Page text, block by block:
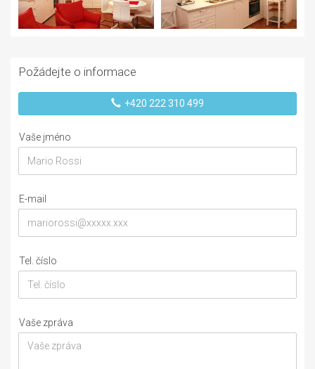
Požádejte o informace
+420 222 310 499
Vaše jméno
E-mail
Tel. číslo
Vaše zpráva